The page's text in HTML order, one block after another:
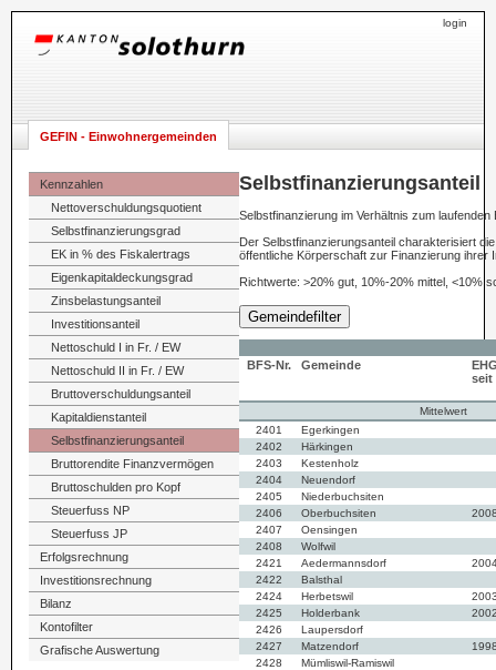
login
GEFIN - Einwohnergemeinden
Kennzahlen
Nettoverschuldungsquotient
Selbstfinanzierungsgrad
EK in % des Fiskalertrags
Eigenkapitaldeckungsgrad
Zinsbelastungsanteil
Investitionsanteil
Nettoschuld I in Fr. / EW
Nettoschuld II in Fr. / EW
Bruttoverschuldungsanteil
Kapitaldienstanteil
Selbstfinanzierungsanteil
Bruttorendite Finanzvermögen
Bruttoschulden pro Kopf
Steuerfuss NP
Steuerfuss JP
Erfolgsrechnung
Investitionsrechnung
Bilanz
Kontofilter
Grafische Auswertung
Selbstfinanzierungsanteil
Selbstfinanzierung im Verhältnis zum
Der Selbstfinanzierungsanteil charakterisiert
öffentliche Körperschaft zur Finanzierung ihrer
Richtwerte: >20% gut, 10%-20% mittel, <10%
Gemeindefilter
BFS-Nr. Gemeinde
seit
Mittelwert
2401
Egerkingen
2402
Härkingen
2403
Kestenholz
2404
Neuendorf
2405
Niederbuchsiten
2406
Oberbuchsiten
2407
Oensingen
2408
Wolfwil
2421
Aedermannsdorf
2422
Balsthal
2424
Herbetswil
2425
Holderbank
2426
Laupersdorf
2427
Matzendorf
2428
Mümliswil-Ramiswil